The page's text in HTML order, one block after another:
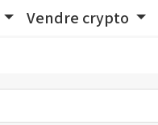
Vendre crypto